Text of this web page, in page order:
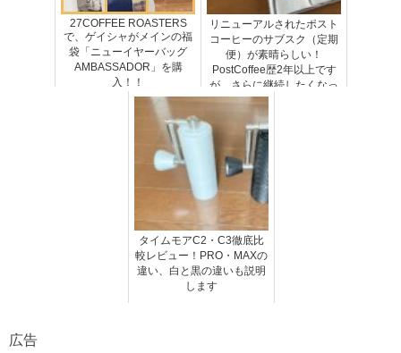
27COFFEE ROASTERS
で、ゲイシャがメインの福
袋「ニューイヤーバッグ
AMBASSADOR」を購
入！！
リニューアルされたポスト
コーヒーのサブスク（定期
便）が素晴らしい！
PostCoffee歴2年以上です
が、さらに継続したくなっ
たのでレビューします！！
タイムモアC2・C3徹底比
較レビュー！PRO・MAXの
違い、白と黒の違いも説明
します
広告